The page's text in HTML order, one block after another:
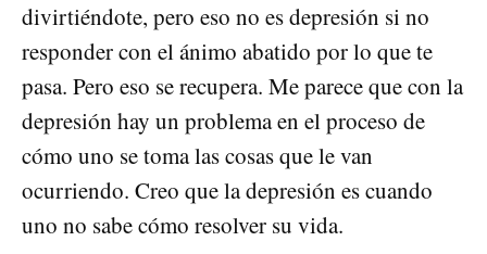
divirtiéndote, pero eso no es depresión si no
responder con el ánimo abatido por lo que te
pasa. Pero eso se recupera. Me parece que con la
depresión hay un problema en el proceso de
cómo uno se toma las cosas que le van
ocurriendo. Creo que la depresión es cuando
uno no sabe cómo resolver su vida.